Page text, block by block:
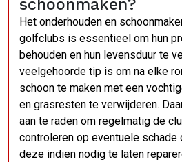
schoonmaken?
Het onderhouden en
golfclubs is essentieel om hun
behouden en hun levensduur te
veelgehoorde tip is om na elke
schoon te maken met een
en grasresten te verwijderen.
aan te raden om regelmatig de
controleren op eventuele schade
deze indien nodig te laten